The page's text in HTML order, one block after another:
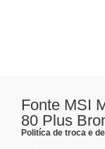
Fonte MSI
80 Plus
Politíca de troca e